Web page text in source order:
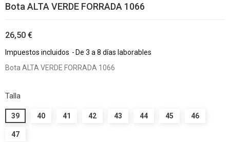
Bota ALTA VERDE FORRADA 1066
26,50 €
Impuestos incluidos
De 3 a 8 días laborables
Bota ALTA VERDE FORRADA 1066
Talla
39 40 41 42 43 44 45 46
47